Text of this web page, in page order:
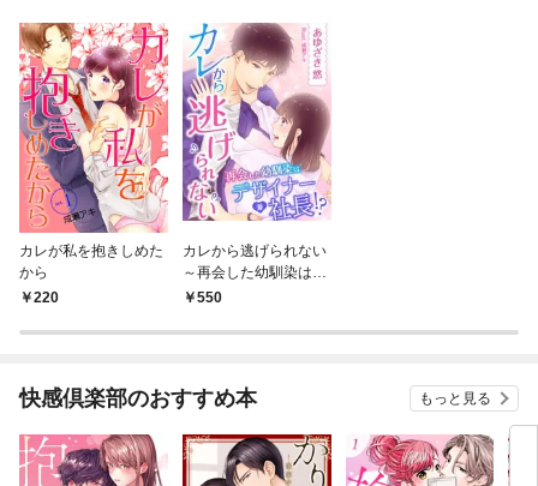
カレが私を抱きしめた
から
220
カレから逃げられない
～再会した幼馴染はデ
ザイナー兼社長！？～
550
快感倶楽部のおすすめ本 もっと見る